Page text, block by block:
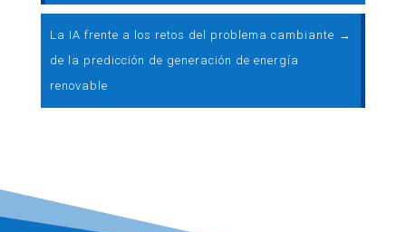
La IA frente a los retos del problema cambiante
de la predicción de generación de energía
renovable
→